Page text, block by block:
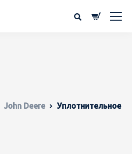
John Deere
Уплотнительное